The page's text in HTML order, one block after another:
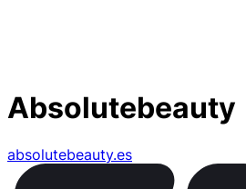
Absolutebeauty
absolutebeauty.es